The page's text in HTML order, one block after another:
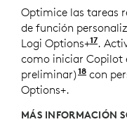
Optimice las tareas
de función
Logi Options+17.
como iniciar Copilot
preliminar)18 con
Options+.
MÁS INFORMACIÓN